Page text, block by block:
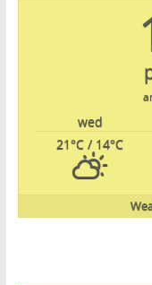
wed
21°C / 14°C